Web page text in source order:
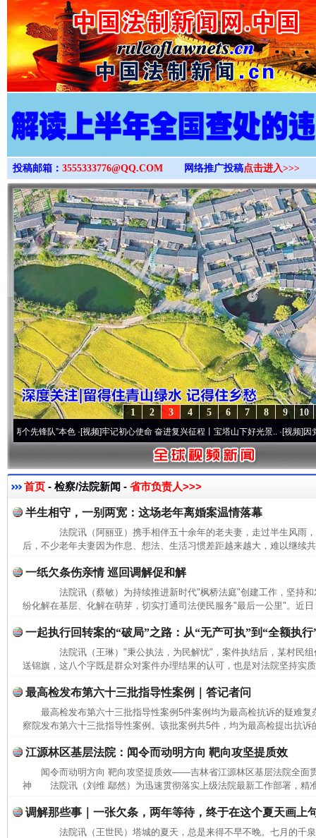
>
投稿邮箱： 3555333776@QQ.COM 网络推广投稿点击进入>>>
10
9
8
7
6
5
4
3
2
1
锋队”本色·[视频]牢记初心使命 奋进复兴征程丨宝塔山下好光景..·[视频]因党而生
首页 - 检察/法院新闻 - 省市负责人>>>
半生相守，一别两宽：这场老年离婚案温情落幕
法院讯（阿丽亚）携手相伴五十余年的老夫妻，走过半生风雨
后，不少老年夫妻因为作息、想法、生活习惯差距越来越大，难以继续
一纸欠条伤亲情 巡回调解促和解
法院讯（蔡敏）为持续推进新时代"枫桥法庭"创建工作，坚持和
纷化解在基层、化解在萌芽，切实打通司法便民服务"最后一公里"。近
一起执行回转案的“破局”之路：从“无产可执”到“全额执行
法院讯（王琳）"秉公执法，为民解忧"，案件执结后，某村民组
送锦旗，这八个字既是群众对案件办理结果的认可，也是对法院坚持实
最高检发布第六十三批指导性案例｜答记者问
最高检发布第六十三批指导性案例5件案例均为最高检抗诉的疑
察院发布第六十三批指导性案例。该批案例共5件，均为最高检提出抗诉
江源林区基层法院：闻令而动明方向 靶向攻坚提质效
闻令而动明方向 靶向攻坚提质效——吉林省江源林区基层法院全面
神 法院讯（刘维 鄢然）为迅速贯彻落实上级法院最新工作部署，精
调解那些事｜一张欠条，两年等待，终于在这个夏天画上
法院讯（王世民）塔城的夏天，总是来得不早不晚。七月的千